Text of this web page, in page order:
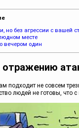
но без агрессии с вашей
месте
вечером один
подходит не совсем
людей не готовы, что